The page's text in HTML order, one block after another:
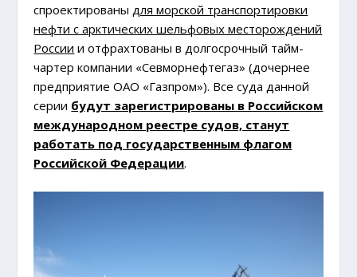
спроектированы для морской транспортировки
нефти с арктических шельфовых месторождений
России и отфрахтованы в долгосрочный тайм-
чартер компании «Севморнефтегаз» (дочернее
предприятие ОАО «Газпром»). Все суда данной
серии будут зарегистрированы в Российском
международном реестре судов, станут
работать под государственным флагом
Российской Федерации.